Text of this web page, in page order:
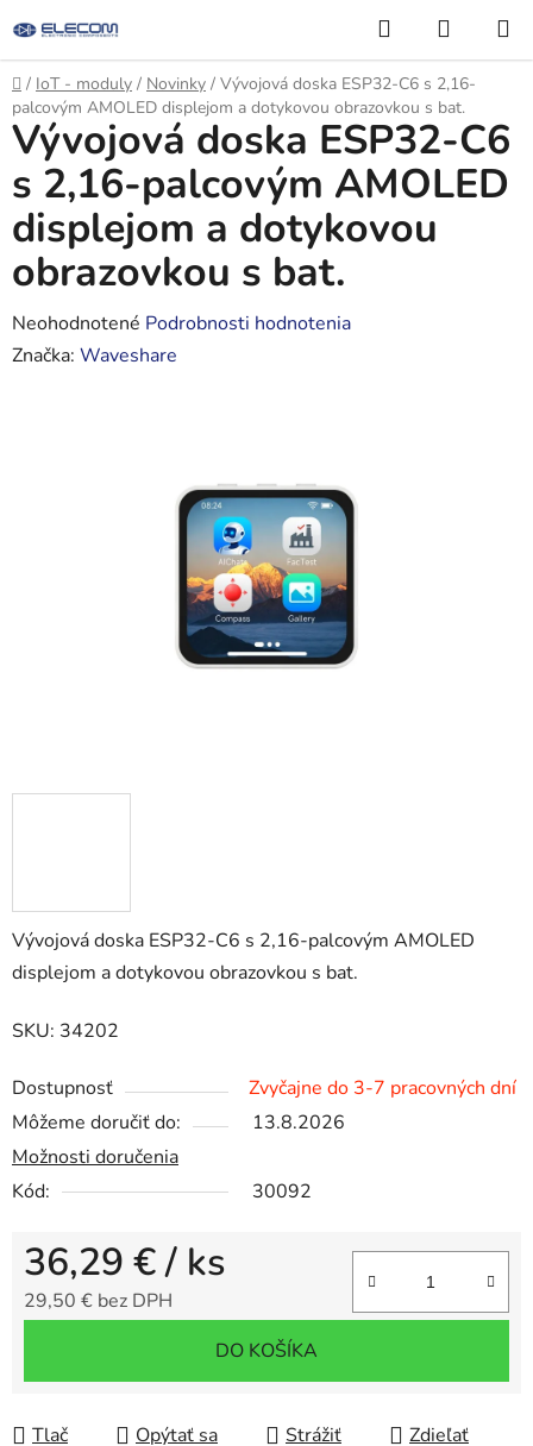
na
obsah
Hľadať
KOŠÍK
Domov
/ IoT - moduly / Novinky / Vývojová doska ESP32-C6 s 2,16-
palcovým AMOLED displejom a dotykovou obrazovkou s bat.
Vývojová doska ESP32-C6 s 2,16-palcovým AMOLED
displejom a dotykovou obrazovkou s bat.
SKU: 34202
Dostupnosť
Zvyčajne do 3-7 pracovných dní
Môžeme doručiť do:
13.8.2026
Možnosti doručenia
Kód:
30092
36,29 €/ ks
29,50 € bez DPH
DO KOŠÍKA
Tlač Opýtať sa Strážiť Zdieľať
Vývojová doska ESP32-C6
s 2,16-palcovým AMOLED
displejom a dotykovou
obrazovkou s bat.
Priemerné
hodnotenie
Neohodnotené Podrobnosti hodnotenia
Značka: Waveshare